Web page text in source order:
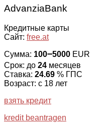
AdvanziaBank
Кредитные карты
Сайт: free.at
Сумма: 100౼5000 EUR
Срок: до 24 месяцев
Ставка: 24.69 % ГПС
Возраст: с 18 лет
взять кредит
kredit beantragen